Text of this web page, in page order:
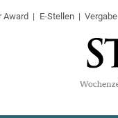
Award E-Stellen Vergabe